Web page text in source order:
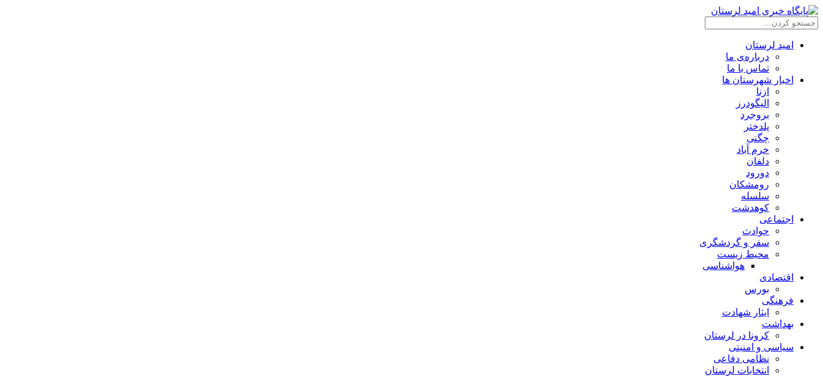
امید لرستان
درباره‌ی ما
تماس با ما
اخبار شهرستان ها
ازنا
الیگودرز
بروجرد
پلدختر
چگنی
خرم آباد
دلفان
دورود
رومشکان
سلسله
کوهدشت
اجتماعی
حوادث
سفر و گردشگری
محیط زیست
هواشناسی
اقتصادی
بورس
فرهنگی
ایثار شهادت
بهداشت
کرونا در لرستان
سیاسی و امنیتی
نظامی دفاعی
انتخابات لرستان